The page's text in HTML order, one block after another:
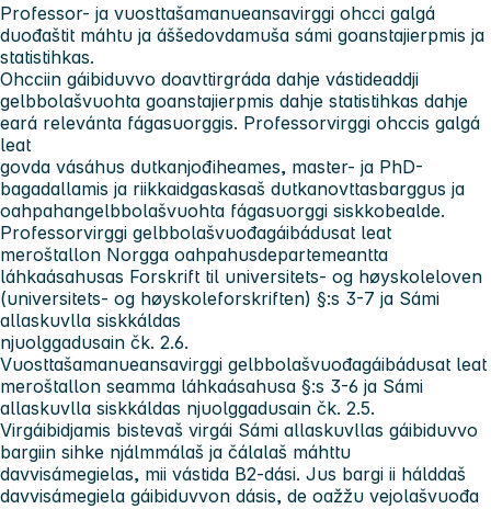
Professor- ja vuosttašamanueansavirggi ohcci galgá
duođaštit máhtu ja áššedovdamuša sámi goanstajierpmis ja
statistihkas.
Ohcciin gáibiduvvo doavttirgráda dahje vástideaddji
gelbbolašvuohta goanstajierpmis dahje statistihkas dahje
eará relevánta fágasuorggis. Professorvirggi ohccis galgá
leat
govda vásáhus dutkanjođiheames, master- ja PhD-
bagadallamis ja riikkaidgaskasaš dutkanovttasbarggus ja
oahpahangelbbolašvuohta fágasuorggi siskkobealde.
Professorvirggi gelbbolašvuođagáibádusat leat
meroštallon Norgga oahpahusdepartemeantta
láhkaásahusas Forskrift til universitets- og høyskoleloven
(universitets- og høyskoleforskriften) §:s 3-7 ja Sámi
allaskuvlla siskkáldas
njuolggadusain čk. 2.6.
Vuosttašamanueansavirggi gelbbolašvuođagáibádusat leat
meroštallon seamma láhkaásahusa §:s 3-6 ja Sámi
allaskuvlla siskkáldas njuolggadusain čk. 2.5.
Virgáibidjamis bistevaš virgái Sámi allaskuvllas gáibiduvvo
bargiin sihke njálmmálaš ja čálalaš máhttu
davvisámegielas, mii vástida B2-dási. Jus bargi ii hálddaš
davvisámegiela gáibiduvvon dásis, de oažžu vejolašvuođa